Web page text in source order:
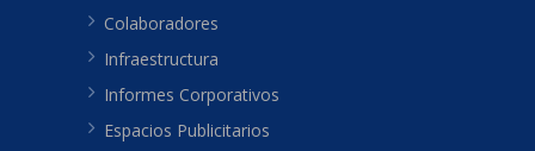
Colaboradores
Infraestructura
Informes Corporativos
Espacios Publicitarios